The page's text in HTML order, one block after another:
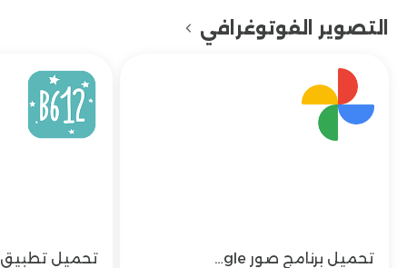
التصوير الفوتوغرافي
تحميل برنامج صور google وتنزيل برنامج صور جوجل 2023